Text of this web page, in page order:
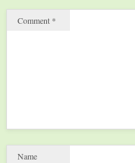
Comment *
Name